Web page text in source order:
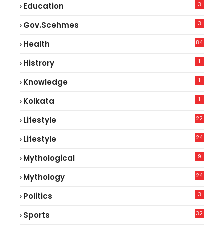
Education 3
Gov.scehmes 3
Health
84
Histrory 1
Knowledge 1
Kolkata 1
Lifestyle
22
Lifestyle
24
Mythological 9
Mythology 24
Politics 3
Sports 32